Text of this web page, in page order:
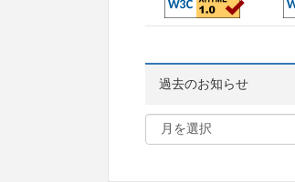
過去のお知らせ